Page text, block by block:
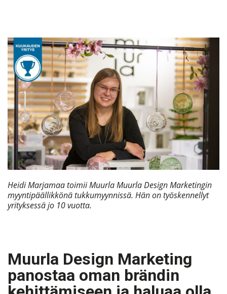
Heidi Marjamaa toimii Muurla Muurla Design Marketingin
myyntipäällikkönä tukkumyynnissä. Hän on työskennellyt
yrityksessä jo 10 vuotta.
Muurla Design Marketing
panostaa oman brändin